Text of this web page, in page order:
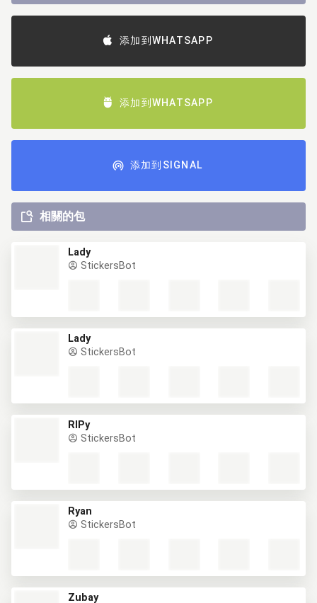
添加到WHATSAPP
添加到WHATSAPP
添加到SIGNAL
相關的包
Lady
StickersBot
Lady
StickersBot
RIPy
StickersBot
Ryan
StickersBot
Zubay